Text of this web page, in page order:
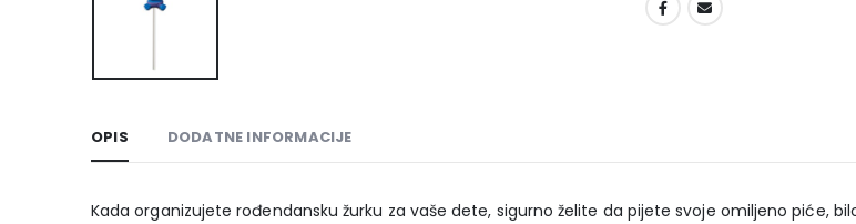
OPIS DODATNE INFORMACIJE
Kada organizujete rođendansku žurku za vaše dete, sigurno želite da pijete svoje omiljeno piće,